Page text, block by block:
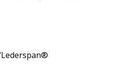
Lederspan®